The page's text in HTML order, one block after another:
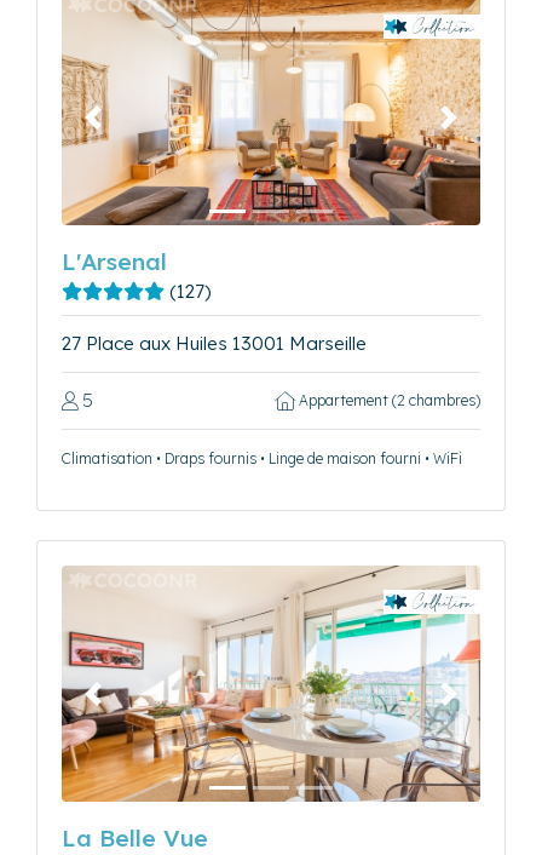
Précédent Suivant
L'Arsenal
(127)
27 Place aux Huiles 13001 Marseille
5 Appartement (2 chambres)
Climatisation • Draps fournis • Linge de maison fourni • WiFi
Précédent Suivant
La Belle Vue